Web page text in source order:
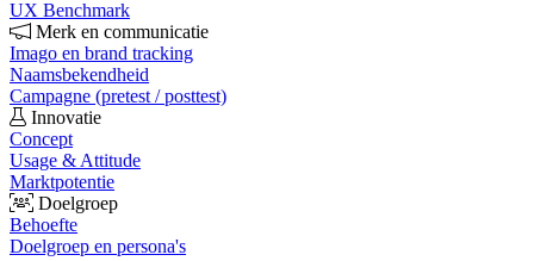
UX Benchmark
Merk en communicatie
Imago en brand tracking
Naamsbekendheid
Campagne (pretest / posttest)
Innovatie
Concept
Usage & Attitude
Marktpotentie
Doelgroep
Behoefte
Doelgroep en persona's